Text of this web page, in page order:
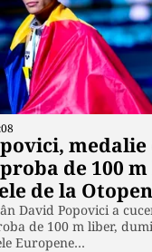
medalie
de 100
de la
David Popovici a
de 100 m liber,
Europene…